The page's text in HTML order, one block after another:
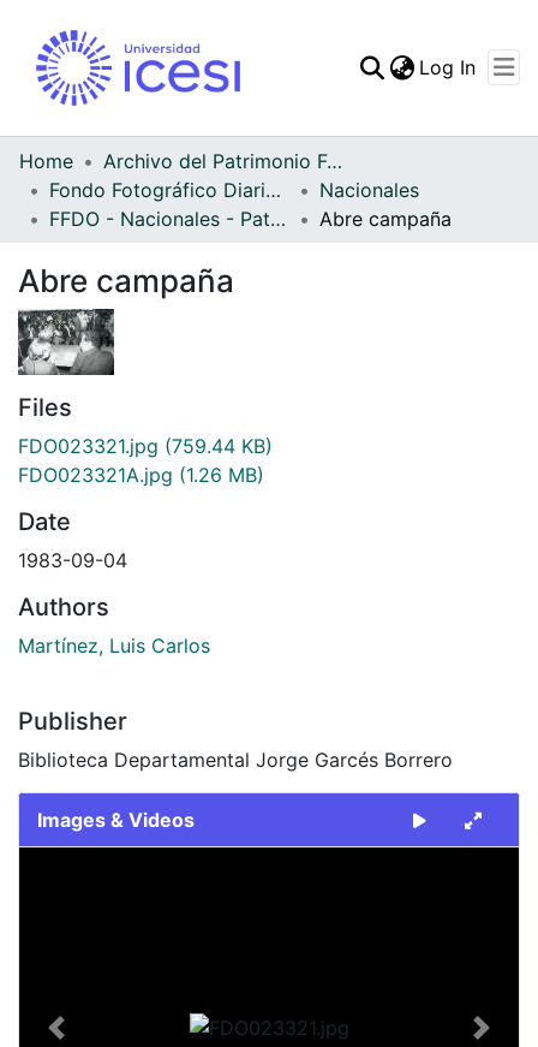
Statistics
Log In
Home
Archivo del Patrimonio Fotográfico y Fílmico del Valle del Cauca
Fondo Fotográfico Diario Occidente
Nacionales
FFDO - Nacionales - Patrimonial
Abre campaña
Abre campaña
Files
FDO023321.jpg (759.44 KB)
FDO023321A.jpg (1.26 MB)
Date
1983-09-04
Authors
Martínez, Luis Carlos
Publisher
Biblioteca Departamental Jorge Garcés Borrero
Images & Videos
Previous Next